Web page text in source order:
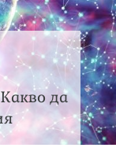
да